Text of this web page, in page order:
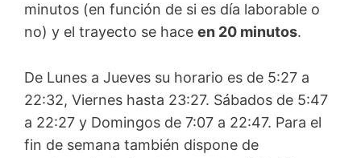
minutos (en función de si es día laborable o
no) y el trayecto se hace en 20 minutos.
De Lunes a Jueves su horario es de 5:27 a
22:32, Viernes hasta 23:27. Sábados de 5:47
a 22:27 y Domingos de 7:07 a 22:47. Para el
fin de semana también dispone de